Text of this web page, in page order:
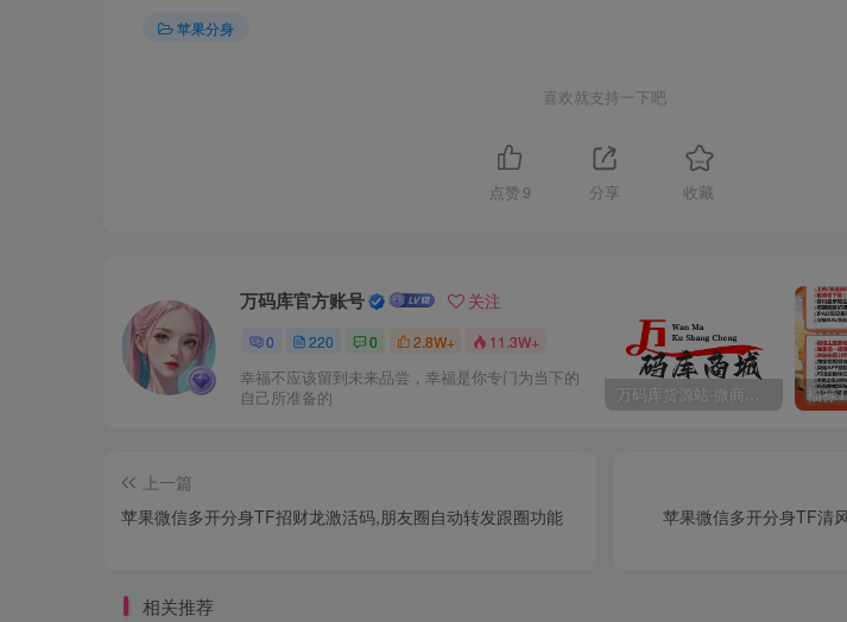
苹果分身
喜欢就支持一下吧
点赞 9 分享 收藏
万码库官方账号 关注
0 220 0 2.8W+ 11.3W+
幸福不应该留到未来品尝，幸福是你专门为当下的
自己所准备的
上一篇
苹果微信多开分身TF招财龙激活码,朋友圈自动转发跟圈功能
苹果微信多开分身TF清
相关推荐